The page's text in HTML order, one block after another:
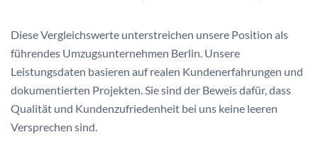
Diese Vergleichswerte unterstreichen unsere Position als
führendes Umzugsunternehmen Berlin. Unsere
Leistungsdaten basieren auf realen Kundenerfahrungen und
dokumentierten Projekten. Sie sind der Beweis dafür, dass
Qualität und Kundenzufriedenheit bei uns keine leeren
Versprechen sind.